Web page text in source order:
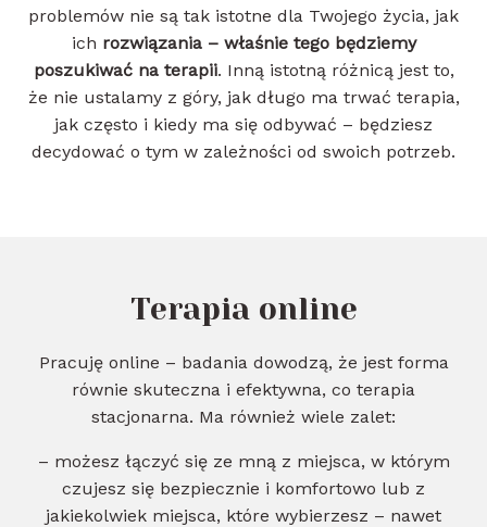
problemów nie są tak istotne dla Twojego życia, jak
ich rozwiązania – właśnie tego będziemy
poszukiwać na terapii. Inną istotną różnicą jest to,
że nie ustalamy z góry, jak długo ma trwać terapia,
jak często i kiedy ma się odbywać – będziesz
decydować o tym w zależności od swoich potrzeb.
Terapia online
Pracuję online – badania dowodzą, że jest forma
równie skuteczna i efektywna, co terapia
stacjonarna. Ma również wiele zalet:
– możesz łączyć się ze mną z miejsca, w którym
czujesz się bezpiecznie i komfortowo lub z
jakiekolwiek miejsca, które wybierzesz – nawet